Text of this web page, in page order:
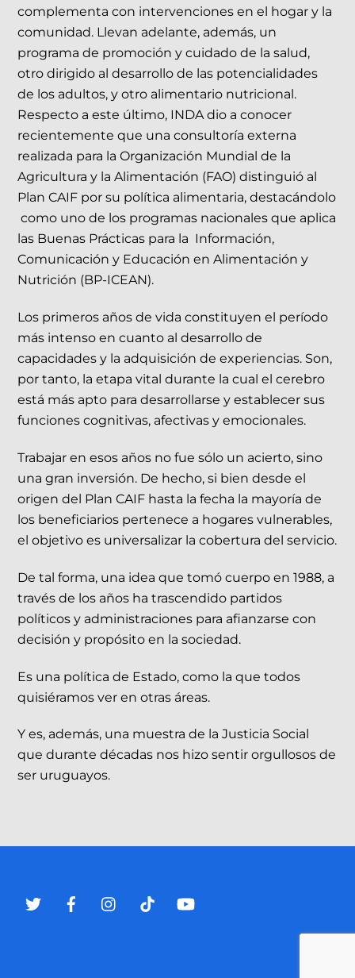
complementa con intervenciones en el hogar y la
comunidad. Llevan adelante, además, un
programa de promoción y cuidado de la salud,
otro dirigido al desarrollo de las potencialidades
de los adultos, y otro alimentario nutricional.
Respecto a este último, INDA dio a conocer
recientemente que una consultoría externa
realizada para la Organización Mundial de la
Agricultura y la Alimentación (FAO) distinguió al
Plan CAIF por su política alimentaria, destacándolo
como uno de los programas nacionales que aplica
las Buenas Prácticas para la Información,
Comunicación y Educación en Alimentación y
Nutrición (BP-ICEAN).
Los primeros años de vida constituyen el período
más intenso en cuanto al desarrollo de
capacidades y la adquisición de experiencias. Son,
por tanto, la etapa vital durante la cual el cerebro
está más apto para desarrollarse y establecer sus
funciones cognitivas, afectivas y emocionales.
Trabajar en esos años no fue sólo un acierto, sino
una gran inversión. De hecho, si bien desde el
origen del Plan CAIF hasta la fecha la mayoría de
los beneficiarios pertenece a hogares vulnerables,
el objetivo es universalizar la cobertura del servicio.
De tal forma, una idea que tomó cuerpo en 1988, a
través de los años ha trascendido partidos
políticos y administraciones para afianzarse con
decisión y propósito en la sociedad.
Es una política de Estado, como la que todos
quisiéramos ver en otras áreas.
Y es, además, una muestra de la Justicia Social
que durante décadas nos hizo sentir orgullosos de
ser uruguayos.